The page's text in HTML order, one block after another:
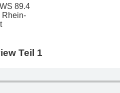
89.4
Rhein-
Teil 1